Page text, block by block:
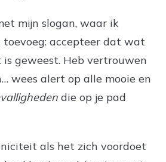
mijn slogan, waar ik
accepteer dat wat
geweest. Heb vertrouwen
wees alert op alle mooie en
die op je pad
als het zich voordoet